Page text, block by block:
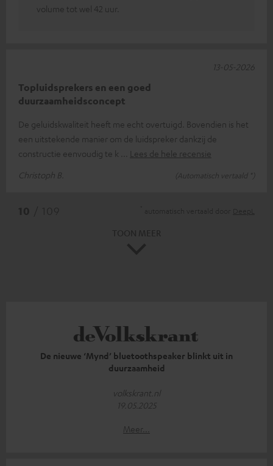
volume tot wel 42 uur.
Topluidsprekers en een goed
duurzaamheidsconcept
De geluidskwaliteit heeft me echt overtuigd. Bovendien is het
een uitstekende manier om de luidspreker dankzij de
constructie eenvoudig te k
Lees de hele recensie
Christoph B.
(Automatisch vertaald *)
13-05-2026
De nieuwe ‘Mynd’ bluetoothspeaker blinkt uit in
duurzaamheid
volkskrant.nl
19.05.2025
Meer...